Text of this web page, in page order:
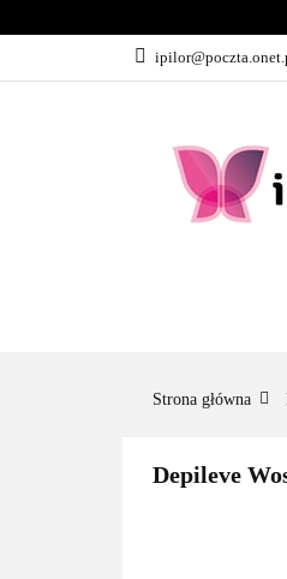
Strona główna
Depileve